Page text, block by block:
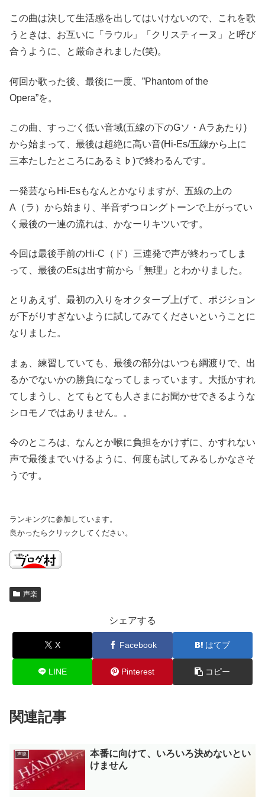
この曲は決して生活感を出してはいけないので、これを歌
うときは、お互いに「ラウル」「クリスティーヌ」と呼び
合うように、と厳命されました(笑)。
何回か歌った後、最後に一度、”Phantom of the
Opera”を。
この曲、すっごく低い音域(五線の下のGソ・Aラあたり)
から始まって、最後は超絶に高い音(Hi-Es/五線から上に
三本たしたところにあるミ♭)で終わるんです。
一発芸ならHi-Esもなんとかなりますが、五線の上の
A（ラ）から始まり、半音ずつロングトーンで上がってい
く最後の一連の流れは、かなーりキツいです。
今回は最後手前のHi-C（ド）三連発で声が終わってしま
って、最後のEsは出す前から「無理」とわかりました。
とりあえず、最初の入りをオクターブ上げて、ポジション
が下がりすぎないように試してみてくださいということに
なりました。
まぁ、練習していても、最後の部分はいつも綱渡りで、出
るかでないかの勝負になってしまっています。大抵かすれ
てしまうし、とてもとても人さまにお聞かせできるような
シロモノではありません。。
今のところは、なんとか喉に負担をかけずに、かすれない
声で最後までいけるように、何度も試してみるしかなさそ
うです。
ランキングに参加しています。
良かったらクリックしてください。
声楽
シェアする
X Facebook はてブ
LINE Pinterest コピー
関連記事
声楽
本番に向けて、いろいろ決めないとい
けません